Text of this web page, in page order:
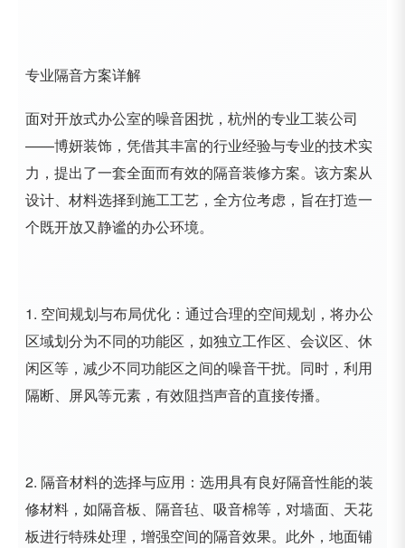
专业隔音方案详解
面对开放式办公室的噪音困扰，杭州的专业工装公司
——博妍装饰，凭借其丰富的行业经验与专业的技术实
力，提出了一套全面而有效的隔音装修方案。该方案从
设计、材料选择到施工工艺，全方位考虑，旨在打造一
个既开放又静谧的办公环境。
1. 空间规划与布局优化：通过合理的空间规划，将办公
区域划分为不同的功能区，如独立工作区、会议区、休
闲区等，减少不同功能区之间的噪音干扰。同时，利用
隔断、屏风等元素，有效阻挡声音的直接传播。
2. 隔音材料的选择与应用：选用具有良好隔音性能的装
修材料，如隔音板、隔音毡、吸音棉等，对墙面、天花
板进行特殊处理，增强空间的隔音效果。此外，地面铺